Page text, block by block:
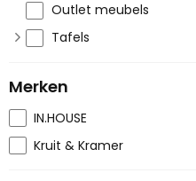
Outlet meubels
Tafels
Merken
IN.HOUSE
Kruit & Kramer